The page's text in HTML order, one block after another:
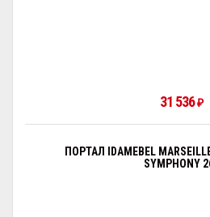
31 536 ₽
ПОРТАЛ IDAMEBEL
SYMPHONY